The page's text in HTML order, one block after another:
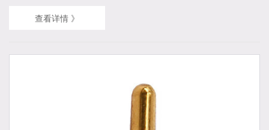
不同的规格。 POGO引脚连接器具有很大的优势。它可以在电性能
查看详情 》